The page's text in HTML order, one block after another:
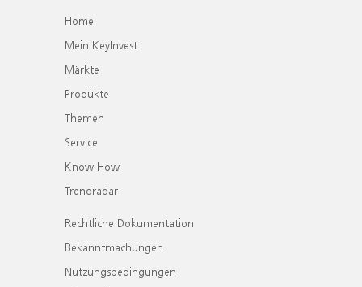
Home
Mein KeyInvest
Märkte
Produkte
Themen
Service
Know How
Trendradar
Rechtliche Dokumentation
Bekanntmachungen
Nutzungsbedingungen